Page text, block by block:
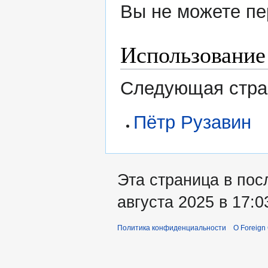
Вы не можете
Следующая
Пётр Рузавин
Эта страница в
августа 2025 в
Политика конфиденциальности О Foreign